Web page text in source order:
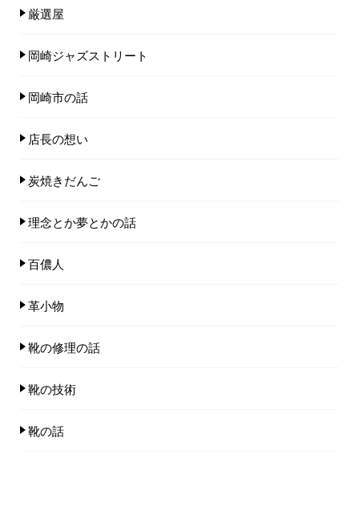
厳選屋
岡崎ジャズストリート
岡崎市の話
店長の想い
炭焼きだんご
理念とか夢とかの話
百儂人
革小物
靴の修理の話
靴の技術
靴の話